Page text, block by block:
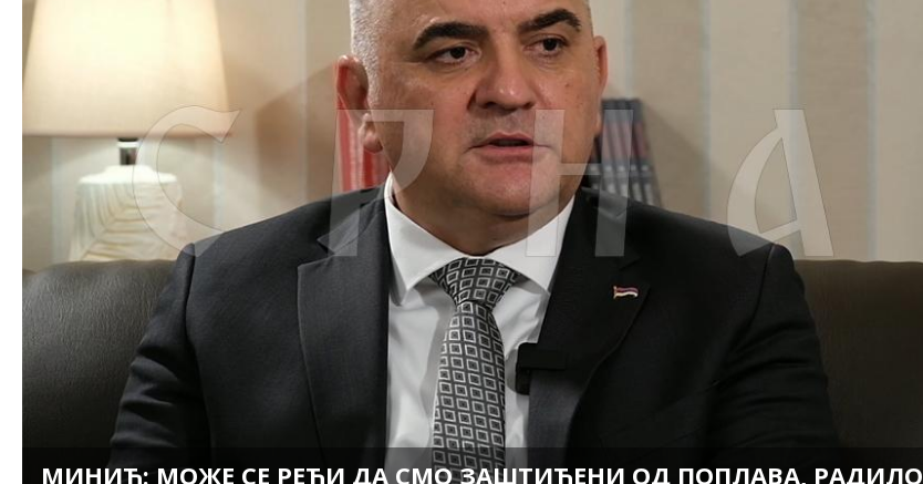
МИНИЋ: МОЖЕ СЕ РЕЋИ ДА СМО ЗАШТИЋЕНИ ОД ПОПЛАВА, РАДИЛО